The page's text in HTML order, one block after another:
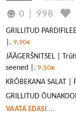
0 998
GRILLITUD
|. 9,90€
JÄÄGERŠNITSEL |
seened |. 9,50€
KRÕBEKANA
GRILLITUD
VAATA EDASI ...